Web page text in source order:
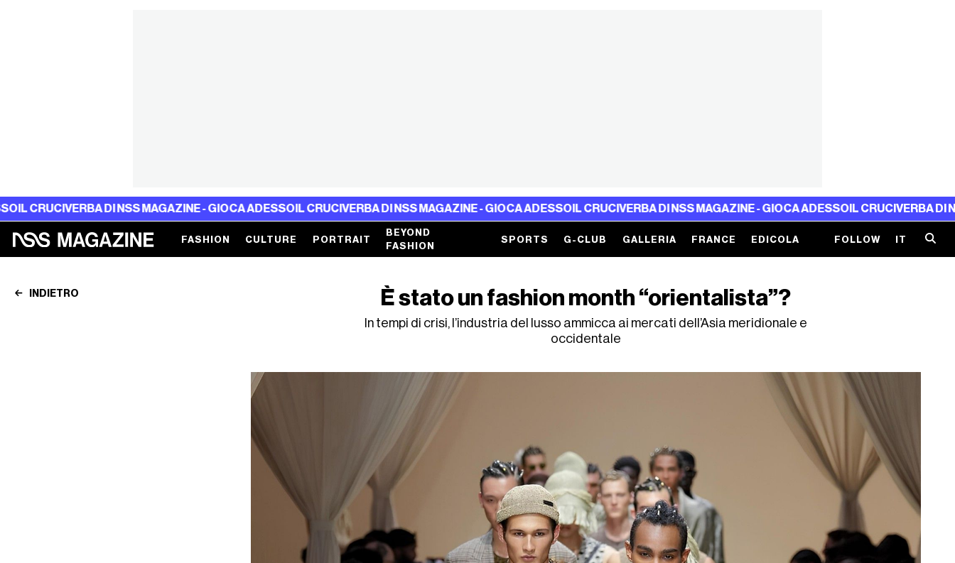
DI NSS MAGAZINE - GIOCA ADESSOIL CRUCIVERBA DI NSS MAGAZINE - GIOCA ADESSOIL CRUCIVERBA DI NSS MAGAZINE - GIOCA ADESSOIL CRUCIVERBA DI NSS
FASHION CULTURE PORTRAIT
BEYOND
FASHION
SPORTS G-CLUB GALLERIA FRANCE EDICOLA FOLLOW IT
INDIETRO È stato un fashion month “orientalista”?
In tempi di crisi, l’industria del lusso ammicca ai mercati dell’Asia meridionale e
occidentale